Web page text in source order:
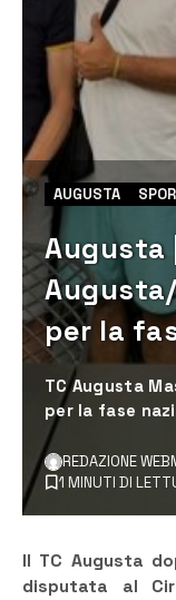
AUGUSTA
Augusta
per la
TC Augusta
per la fase
REDAZIONE
1 MINUTI DI
Il TC Augusta
disputata al